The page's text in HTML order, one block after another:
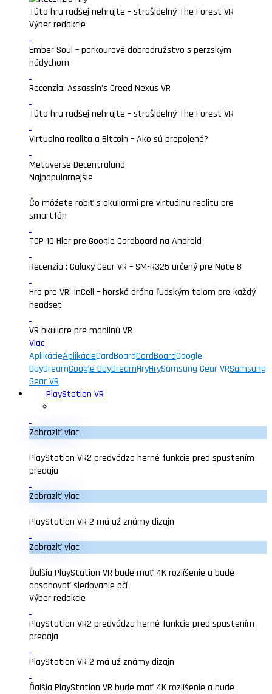
Túto hru radšej nehrajte – strašidelný The Forest VR
Výber redakcie
Ember Soul – parkourové dobrodružstvo s perzským
nádychom
Recenzia: Assassin’s Creed Nexus VR
Túto hru radšej nehrajte – strašidelný The Forest VR
Virtualna realita a Bitcoin – Ako sú prepojené?
Metaverse Decentraland
Najpopularnejšie
Čo môžete robiť s okuliarmi pre virtuálnu realitu pre
smartfón
TOP 10 Hier pre Google Cardboard na Android
Recenzia : Galaxy Gear VR – SM-R325 určený pre Note 8
Hra pre VR: InCell – horská dráha ľudským telom pre každý
headset
VR okuliare pre mobilnú VR
Viac
AplikácieAplikácieCardBoardCardBoardGoogle
DayDreamGoogle DayDreamHryHrySamsung Gear VRSamsung
Gear VR
PlayStation VR
Zobraziť viac
PlayStation VR2 predvádza herné funkcie pred spustením
predaja
Zobraziť viac
PlayStation VR 2 má už známy dizajn
Zobraziť viac
Ďalšia PlayStation VR bude mať 4K rozlíšenie a bude
obsahovať sledovanie očí
Výber redakcie
PlayStation VR2 predvádza herné funkcie pred spustením
predaja
PlayStation VR 2 má už známy dizajn
Ďalšia PlayStation VR bude mať 4K rozlíšenie a bude